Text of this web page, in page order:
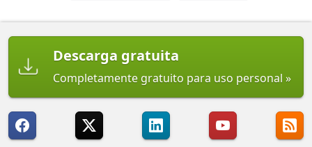
Descarga gratuita
Completamente gratuito para uso personal